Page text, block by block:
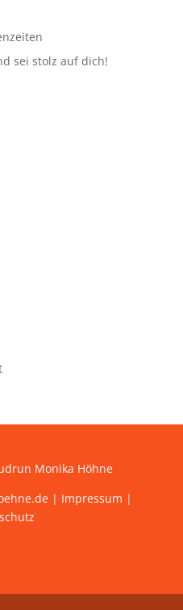
sei stolz auf dich!
Monika Höhne
| Impressum |